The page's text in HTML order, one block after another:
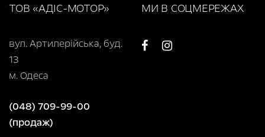
ТОВ «АДІС-МОТОР»
вул. Артилерійська, буд.
13
м. Одеса
(048) 709-99-00
(продаж)
МИ В СОЦМЕРЕЖАХ